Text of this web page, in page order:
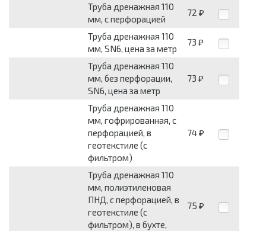
Труба дренажная 110
мм, с перфорацией
72 ₽
Труба дренажная 110
мм, SN6, цена за метр
73 ₽
Труба дренажная 110
мм, без перфорации,
SN6, цена за метр
73 ₽
Труба дренажная 110
мм, гофрированная, с
перфорацией, в
геотекстиле (с
фильтром)
74 ₽
Труба дренажная 110
мм, полиэтиленовая
ПНД, с перфорацией, в
геотекстиле (с
фильтром), в бухте,
75 ₽